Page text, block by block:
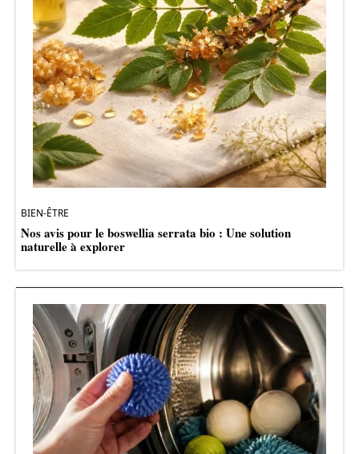
BIEN-ÊTRE
Nos avis pour le boswellia serrata bio : Une solution
naturelle à explorer